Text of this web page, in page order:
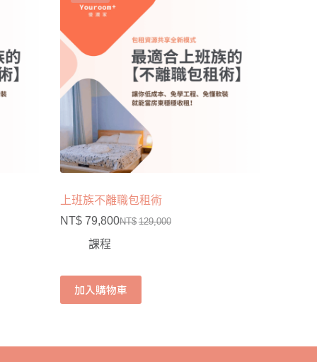
上班族不離職包租術
NT$ 129,000
NT$ 79,800
課程
加入購物車